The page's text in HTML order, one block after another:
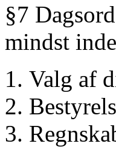
§7
mindst
Valg af